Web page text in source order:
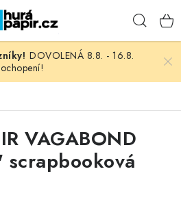
DOVOLENÁ 8.8. - 16.8.
VAGABOND
scrapbooková